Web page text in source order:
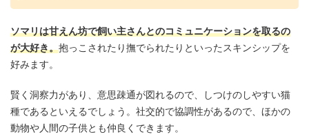
ソマリは甘えん坊で飼い主さんとのコミュニケーションを取るの
が大好き。抱っこされたり撫でられたりといったスキンシップを
好みます。
賢く洞察力があり、意思疎通が図れるので、しつけのしやすい猫
種であるといえるでしょう。社交的で協調性があるので、ほかの
動物や人間の子供とも仲良くできます。